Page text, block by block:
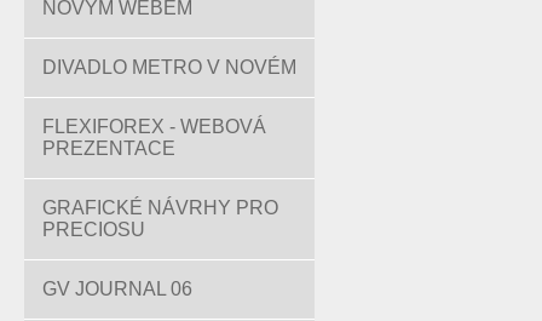
NOVÝM WEBEM
DIVADLO METRO V NOVÉM
FLEXIFOREX - WEBOVÁ
PREZENTACE
GRAFICKÉ NÁVRHY PRO
PRECIOSU
GV JOURNAL 06